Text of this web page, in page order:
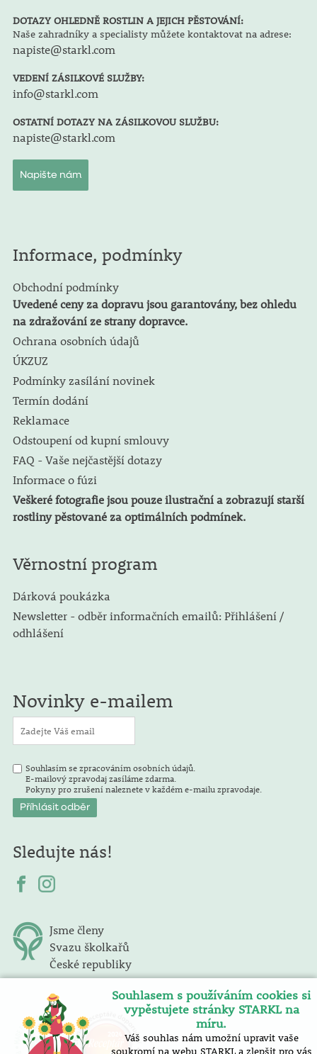
DOTAZY OHLEDNĚ ROSTLIN A JEJICH PĚSTOVÁNÍ:
Naše zahradníky a specialisty můžete kontaktovat na adrese:
napiste@starkl.com
VEDENÍ ZÁSILKOVÉ SLUŽBY:
info@starkl.com
OSTATNÍ DOTAZY NA ZÁSILKOVOU SLUŽBU:
napiste@starkl.com
Napište nám
Informace, podmínky
Obchodní podmínky
Uvedené ceny za dopravu jsou garantovány, bez ohledu
na zdražování ze strany dopravce.
Ochrana osobních údajů
ÚKZUZ
Podmínky zasílání novinek
Termín dodání
Reklamace
Odstoupení od kupní smlouvy
FAQ - Vaše nejčastější dotazy
Informace o fúzi
Veškeré fotografie jsou pouze ilustrační a zobrazují starší
rostliny pěstované za optimálních podmínek.
Věrnostní program
Dárková poukázka
Newsletter - odběr informačních emailů: Přihlášení /
odhlášení
Novinky e-mailem
Souhlasím se zpracováním osobních údajů.
E-mailový zpravodaj zasíláme zdarma.
Pokyny pro zrušení naleznete v každém e-mailu zpravodaje.
Sledujte nás!
Jsme členy
Svazu školkařů
České republiky
Souhlasem s používáním cookies si
vypěstujete stránky STARKL na
míru.
Váš souhlas nám umožní upravit vaše
soukromí na webu STARKL a zlepšit pro vás